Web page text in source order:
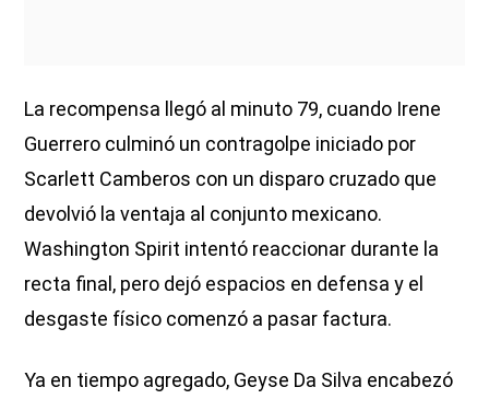
La recompensa llegó al minuto 79, cuando Irene
Guerrero culminó un contragolpe iniciado por
Scarlett Camberos con un disparo cruzado que
devolvió la ventaja al conjunto mexicano.
Washington Spirit intentó reaccionar durante la
recta final, pero dejó espacios en defensa y el
desgaste físico comenzó a pasar factura.
Ya en tiempo agregado, Geyse Da Silva encabezó